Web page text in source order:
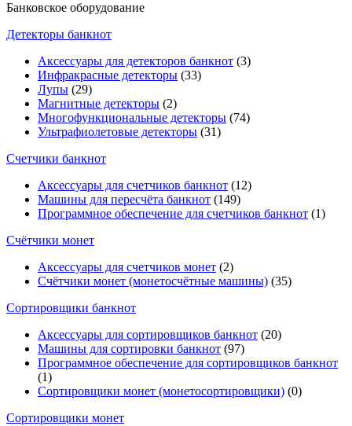
Банковское оборудование
Детекторы банкнот
Аксессуары для детекторов банкнот (3)
Инфракрасные детекторы (33)
Лупы (29)
Магнитные детекторы (2)
Многофункциональные детекторы (74)
Ультрафиолетовые детекторы (31)
Счетчики банкнот
Аксессуары для счетчиков банкнот (12)
Машины для пересчёта банкнот (149)
Программное обеспечение для счетчиков банкнот (1)
Счётчики монет
Аксессуары для счетчиков монет (2)
Счётчики монет (монетосчётные машины) (35)
Cортировщики банкнот
Аксессуары для сортировщиков банкнот (20)
Машины для сортировки банкнот (97)
Программное обеспечение для сортировщиков банкнот
(1)
Сортировщики монет (монетосортировщики) (0)
Сортировщики монет